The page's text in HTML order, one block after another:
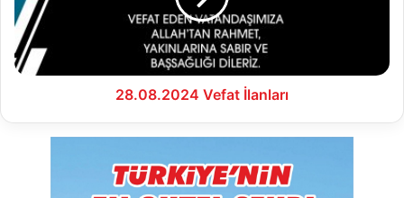
28.08.2024 Vefat İlanları